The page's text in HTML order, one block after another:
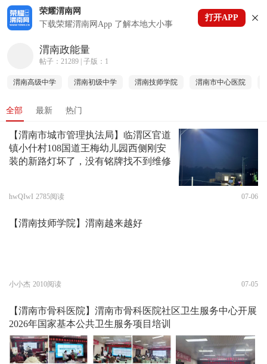
荣耀渭南网
下载荣耀渭南网App 了解本地大小事
打开APP
下拉刷新
渭南政能量
帖子：21289 | 子版：1
渭南高级中学 渭南初级中学 渭南技师学院 渭南市中心医院
全部 最新 热门
【渭南市城市管理执法局】临渭区官道
镇小什村108国道王梅幼儿园西侧刚安
装的新路灯坏了，没有铭牌找不到维修
hwQIwI 2785阅读 07-06
【渭南技师学院】渭南越来越好
小小杰 2010阅读 07-05
【渭南市骨科医院】渭南市骨科医院社区卫生服务中心开展
2026年国家基本公共卫生服务项目培训